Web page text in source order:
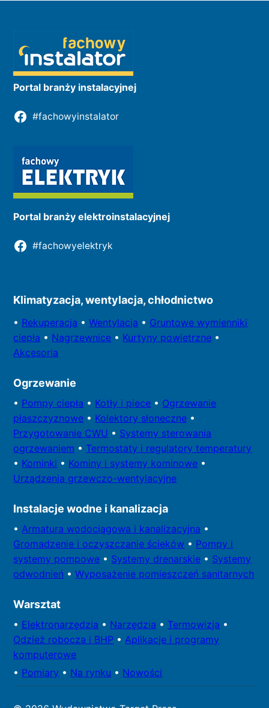
Portal branży instalacyjnej
#fachowyinstalator
Portal branży elektroinstalacyjnej
#fachowyelektryk
Klimatyzacja, wentylacja, chłodnictwo
• Rekuperacja •Wentylacja • Gruntowe wymienniki
ciepła • Nagrzewnice • Kurtyny powietrzne •
Akcesoria
Ogrzewanie
• Pompy ciepła • Kotły i piece • Ogrzewanie
płaszczyznowe • Kolektory słoneczne •
Przygotowanie CWU • Systemy sterowania
ogrzewaniem • Termostaty i regulatory temperatury
• Kominki • Kominy i systemy kominowe •
Urządzenia grzewczo-wentylacyjne
Instalacje wodne i kanalizacja
• Armatura wodociągowa i kanalizacyjna •
Gromadzenie i oczyszczanie ścieków • Pompy i
systemy pompowe • Systemy drenarskie • Systemy
odwodnień •Wyposażenie pomieszczeń sanitarnych
Warsztat
• Elektronarzędzia • Narzędzia • Termowizja •
Odzież robocza i BHP • Aplikacje i programy
komputerowe
• Pomiary • Na rynku • Nowości